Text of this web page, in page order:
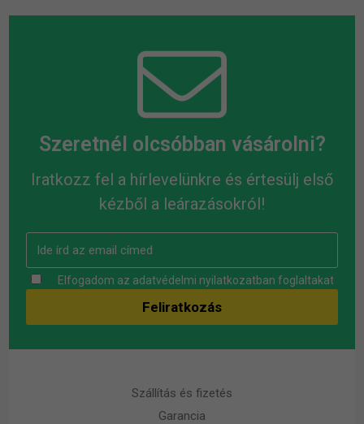
Szeretnél olcsóbban vásárolni?
Iratkozz fel a hírlevelünkre és értesülj első
kézből a leárazásokról!
Elfogadom az adatvédelmi nyilatkozatban foglaltakat
Szállítás és fizetés
Garancia